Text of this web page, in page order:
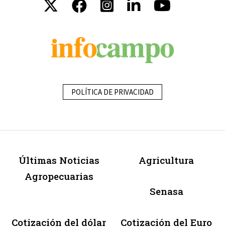
POLÍTICA DE PRIVACIDAD
Últimas Noticias
Agropecuarias
Agricultura
Senasa
Cotización del dólar Cotización del Euro